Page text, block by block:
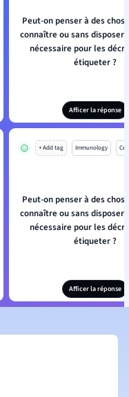
Peut-on penser à des
connaître ou sans disposer
nécessaire pour les
étiqueter ?
Afficer la réponse
+ Add tag Immunology
Peut-on penser à des
connaître ou sans disposer
nécessaire pour les
étiqueter ?
Afficer la réponse